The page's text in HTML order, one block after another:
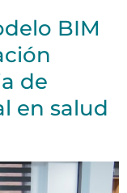
BIM
de
en salud